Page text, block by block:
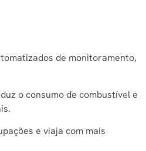
de monitoramento,
o consumo de combustível e
e viaja com mais